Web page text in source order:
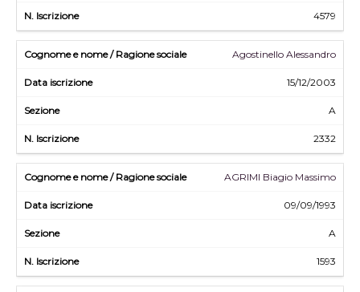
4579
Agostinello Alessandro
15/12/2003
A
2332
AGRIMI Biagio Massimo
09/09/1993
A
1593